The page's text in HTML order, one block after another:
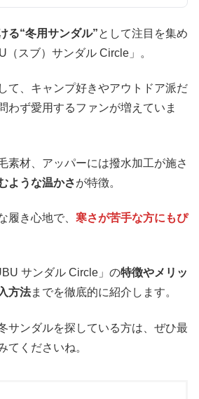
る“冬用サンダル”として注目を集め
（スブ）サンダル Circle」。
て、キャンプ好きやアウトドア派だ
わず愛用するファンが増えていま
素材、アッパーには撥水加工が施さ
ような温かさが特徴。
履き心地で、 寒さが苦手な方にもぴ
サンダル Circle」の特徴やメリッ
方法までを徹底的に紹介します。
サンダルを探している方は、ぜひ最
てくださいね。